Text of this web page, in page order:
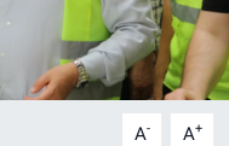
A- A+